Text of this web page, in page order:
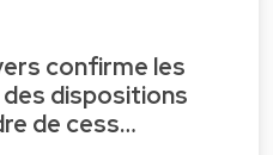
confirme les
des dispositions
de cess…